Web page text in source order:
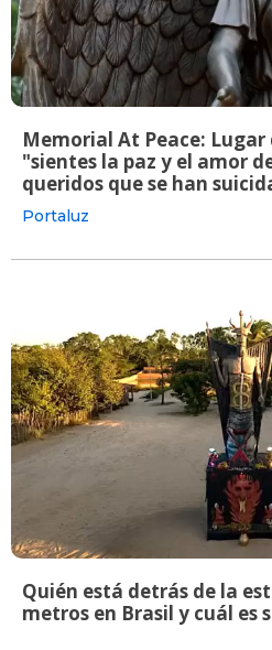
Memorial At Peace:
"sientes la paz y el amor
queridos que se han
Portaluz
Quién está detrás de la
metros en Brasil y cuál es